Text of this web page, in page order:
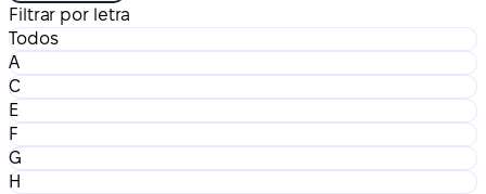
Filtrar por letra
Todos
A
C
E
F
G
H